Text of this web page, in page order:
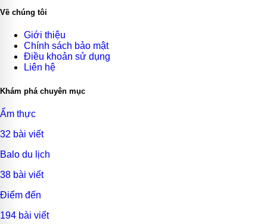
Về chúng tôi
Giới thiệu
Chính sách bảo mật
Điều khoản sử dụng
Liên hệ
Khám phá chuyên mục
Ẩm thực
32 bài viết
Balo du lịch
38 bài viết
Điểm đến
194 bài viết